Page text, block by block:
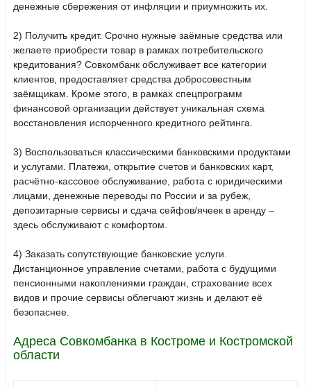
денежные сбережения от инфляции и приумножить их.
2) Получить кредит. Срочно нужные заёмные средства или
желаете приобрести товар в рамках потребительского
кредитования? Совкомбанк обслуживает все категории
клиентов, предоставляет средства добросовестным
заёмщикам. Кроме этого, в рамках спецпрограмм
финансовой организации действует уникальная схема
восстановления испорченного кредитного рейтинга.
3) Воспользоваться классическими банковскими продуктами
и услугами. Платежи, открытие счетов и банковских карт,
расчётно-кассовое обслуживание, работа с юридическими
лицами, денежные переводы по России и за рубеж,
депозитарные сервисы и сдача сейфов/ячеек в аренду –
здесь обслуживают с комфортом.
4) Заказать сопутствующие банковские услуги.
Дистанционное управление счетами, работа с будущими
пенсионными накоплениями граждан, страхование всех
видов и прочие сервисы облегчают жизнь и делают её
безопаснее.
Адреса Совкомбанка в Костроме и Костромской
области